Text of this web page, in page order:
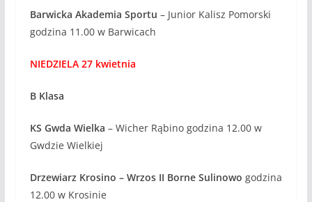
Barwicka Akademia Sportu – Junior Kalisz Pomorski
godzina 11.00 w Barwicach
NIEDZIELA 27 kwietnia
B Klasa
KS Gwda Wielka – Wicher Rąbino godzina 12.00 w
Gwdzie Wielkiej
Drzewiarz Krosino – Wrzos II Borne Sulinowo godzina
12.00 w Krosinie